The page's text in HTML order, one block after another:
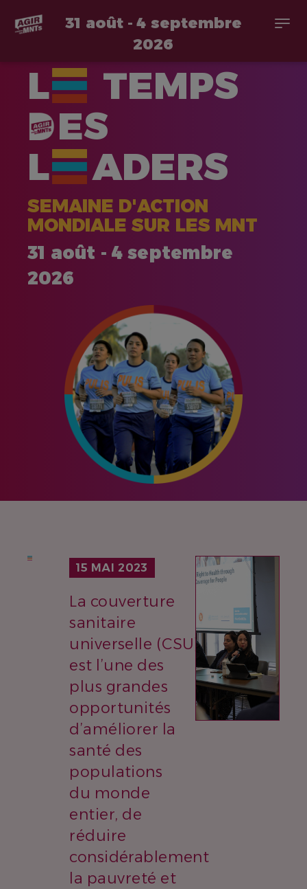
contenu
31 août - 4 septembre
2026
L
TEMPS
ES
L
ADERS
SEMAINE D'ACTION
MONDIALE SUR LES MNT
31 août - 4 septembre
2026
15 MAI 2023
La couverture
sanitaire
universelle (CSU)
est l’une des
plus grandes
opportunités
d’améliorer la
santé des
populations
du monde
entier, de
réduire
considérablement
la pauvreté et
IMAGE